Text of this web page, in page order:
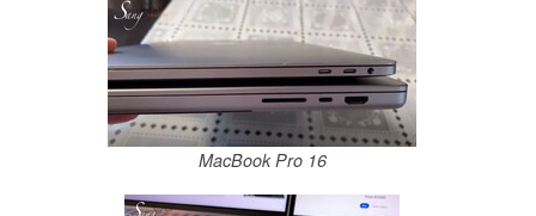
MacBook Pro 16